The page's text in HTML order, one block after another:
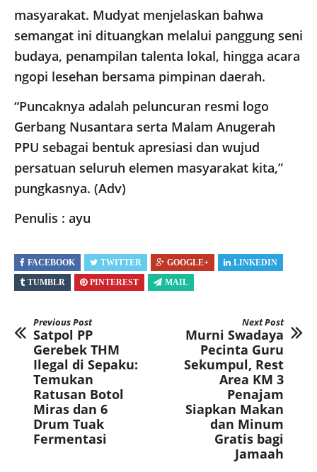
masyarakat. Mudyat menjelaskan bahwa
semangat ini dituangkan melalui panggung seni
budaya, penampilan talenta lokal, hingga acara
ngopi lesehan bersama pimpinan daerah.
“Puncaknya adalah peluncuran resmi logo
Gerbang Nusantara serta Malam Anugerah
PPU sebagai bentuk apresiasi dan wujud
persatuan seluruh elemen masyarakat kita,”
pungkasnya. (Adv)
Penulis : ayu
FACEBOOK TWITTER GOOGLE+
LINKEDIN
TUMBLR
PINTEREST MAIL
Previous Post
Satpol PP
Gerebek THM
Ilegal di Sepaku:
Temukan
Ratusan Botol
Miras dan 6
Drum Tuak
Fermentasi
Next Post
Murni Swadaya
Pecinta Guru
Sekumpul, Rest
Area KM 3
Penajam
Siapkan Makan
dan Minum
Gratis bagi
Jamaah